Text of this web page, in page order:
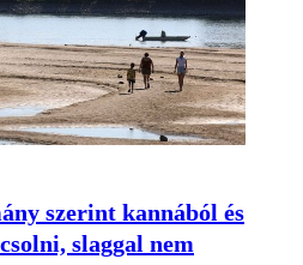
szerint kannából és
slaggal nem